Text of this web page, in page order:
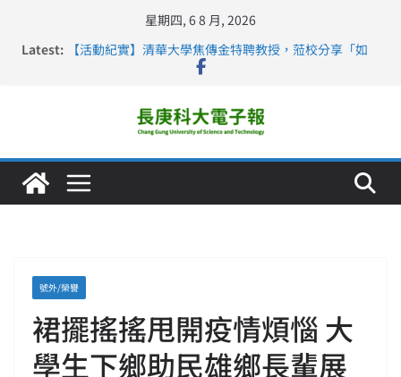
星期四, 6 8 月, 2026
Latest:
【活動紀實】清華大學焦傳金特聘教授，蒞校分享「如
長庚科大連四年穩居《遠見》醫學大學第5名 辦學實力再
深化永續醫療 長庚科大攜菲、印頂尖大學跨國合作
長庚科大護理系勇奪2026羅馬尼亞歐洲盃國際發明展雙
金牌暨雙特別獎 AI智慧照護與護理教育創新獲國際肯定
號外/榮譽
裙擺搖搖甩開疫情煩惱 大
學生下鄉助民雄鄉長輩展